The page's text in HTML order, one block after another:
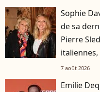
Sophie
de sa
Pierre
7 août 2026
Emilie